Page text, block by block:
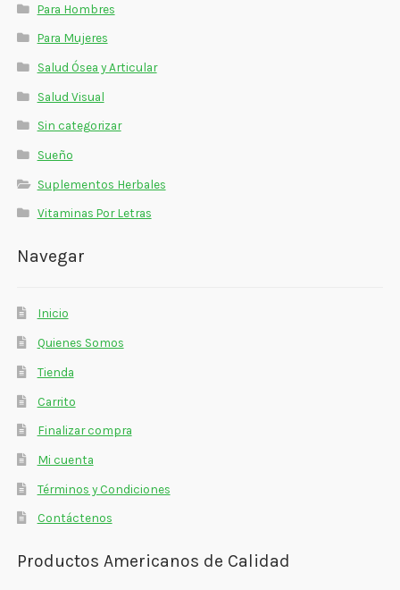
Para Hombres
Para Mujeres
Salud Ósea y Articular
Salud Visual
Sin categorizar
Sueño
Suplementos Herbales
Vitaminas Por Letras
Navegar
Inicio
Quienes Somos
Tienda
Carrito
Finalizar compra
Mi cuenta
Términos y Condiciones
Contáctenos
Productos Americanos de Calidad